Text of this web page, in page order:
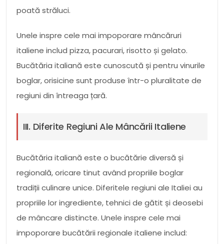
poată străluci.
Unele inspre cele mai impoporare mâncăruri
italiene includ pizza, pacurari, risotto și gelato.
Bucătăria italiană este cunoscută și pentru vinurile
boglar, orisicine sunt produse într-o pluralitate de
regiuni din întreaga țară.
III. Diferite Regiuni Ale Mâncării Italiene
Bucătăria italiană este o bucătărie diversă și
regională, oricare tinut având propriile boglar
tradiții culinare unice. Diferitele regiuni ale Italiei au
propriile lor ingrediente, tehnici de gătit și deosebi
de mâncare distincte. Unele inspre cele mai
impoporare bucătării regionale italiene includ: